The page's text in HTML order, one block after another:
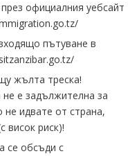
официалния уебсайт
пътуване в
жълта треска!
е задължителна за
не идвате от страна,
висок риск)!
се обсъди с